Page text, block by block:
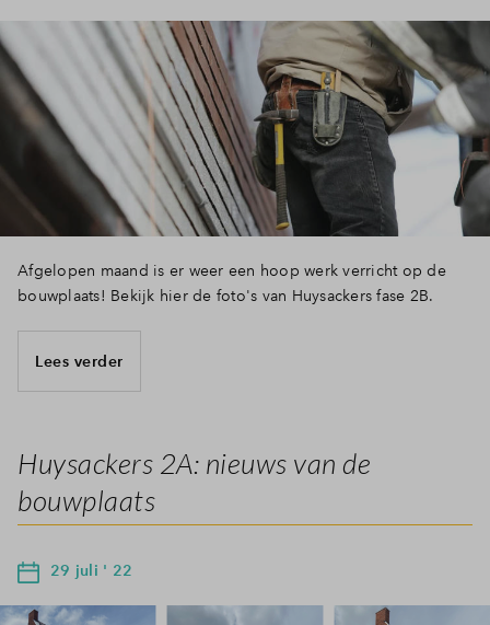
Afgelopen maand is er weer een hoop werk verricht op de
bouwplaats! Bekijk hier de foto's van Huysackers fase 2B.
Lees verder
Huysackers 2A: nieuws van de
bouwplaats
29 juli ' 22